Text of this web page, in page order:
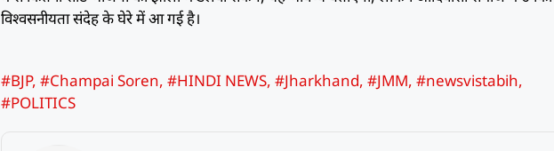
विश्वसनीयता संदेह के घेरे में आ गई है।
#BJP,#Champai Soren,#HINDI NEWS,#Jharkhand,#JMM,#newsvistabih,
#POLITICS